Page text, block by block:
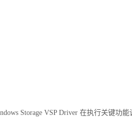
Storage VSP Driver 在执行关键功能